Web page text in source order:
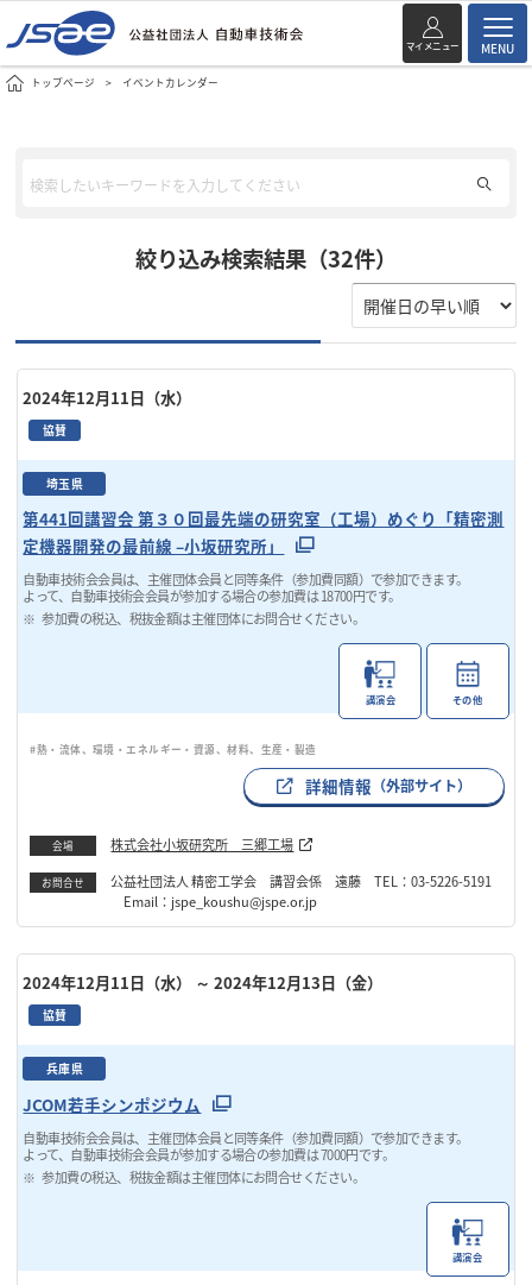
マイメニュー MENU
トップページ イベントカレンダー
絞り込み検索結果（32件）
2024年12月11日（水）
協賛
埼玉県
第441回講習会 第３０回最先端の研究室（工場）めぐり「精密測
定機器開発の最前線 –小坂研究所」
自動車技術会会員は、主催団体会員と同等条件（参加費同額）で参加できます。
よって、自動車技術会会員が参加する場合の参加費は 18700円です。
参加費の税込、税抜金額は主催団体にお問合せください。
講演会 その他
#熱・流体、環境・エネルギー・資源、材料、生産・製造
詳細情報 （外部サイト）
会場 株式会社小坂研究所 三郷工場
お問合せ
公益社団法人 精密工学会 講習会係 遠藤 TEL：03-5226-5191
Email：jspe_koushu@jspe.or.jp
2024年12月11日（水） ～ 2024年12月13日（金）
協賛
兵庫県
JCOM若手シンポジウム
自動車技術会会員は、主催団体会員と同等条件（参加費同額）で参加できます。
よって、自動車技術会会員が参加する場合の参加費は 7000円です。
参加費の税込、税抜金額は主催団体にお問合せください。
講演会